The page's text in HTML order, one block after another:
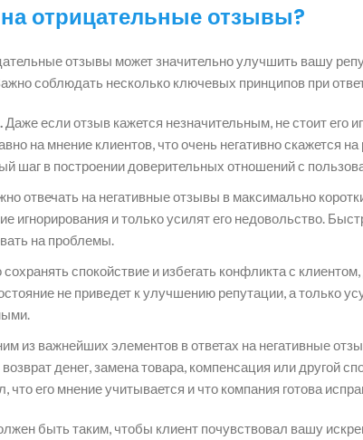
на отрицательные отзывы?
отзывы может значительно улучшить вашу
соблюдать несколько ключевых принципов при
Даже если отзыв кажется незначительным, не стоит его
на мнение клиентов, что очень негативно скажется
шаг в построении доверительных отношений с
отвечать на негативные отзывы в максимально
игнорирования и только усилят его недовольство.
на проблемы.
спокойствие и избегать конфликта с
не приведет к улучшению репутации, а только
из важнейших элементов в ответах на негативные
денег, замена товара, компенсация или другой
что его мнение учитывается и что компания готова
быть таким, чтобы клиент почувствовал вашу